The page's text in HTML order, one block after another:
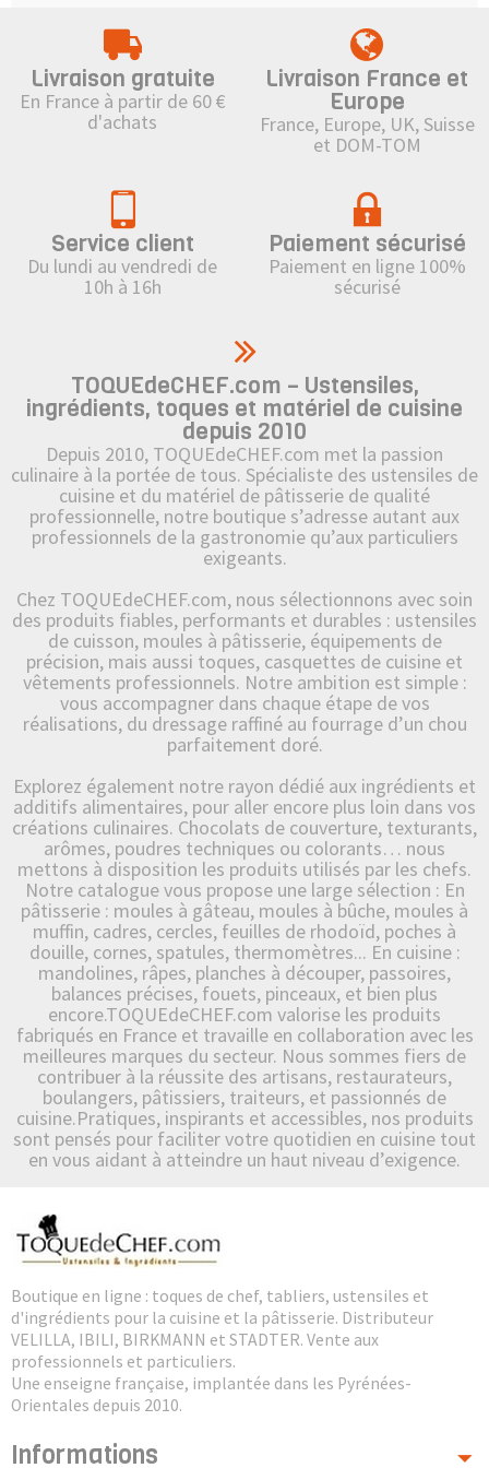
fleurs, colorants, caissette à cupcake
sur le thème des vacances, ustensiles
pour les pique-niques....
Livraison gratuite
En France à partir de 60 €
d'achats
Livraison France et
Europe
France, Europe, UK, Suisse
et DOM-TOM
Service client
Du lundi au vendredi de
10h à 16h
Paiement sécurisé
Paiement en ligne 100%
sécurisé
TOQUEdeCHEF.com – Ustensiles,
ingrédients, toques et matériel de cuisine
depuis 2010
Depuis 2010, TOQUEdeCHEF.com met la passion
culinaire à la portée de tous. Spécialiste des ustensiles de
cuisine et du matériel de pâtisserie de qualité
professionnelle, notre boutique s’adresse autant aux
professionnels de la gastronomie qu’aux particuliers
exigeants.
Chez TOQUEdeCHEF.com, nous sélectionnons avec soin
des produits fiables, performants et durables : ustensiles
de cuisson, moules à pâtisserie, équipements de
précision, mais aussi toques, casquettes de cuisine et
vêtements professionnels. Notre ambition est simple :
vous accompagner dans chaque étape de vos
réalisations, du dressage raffiné au fourrage d’un chou
parfaitement doré.
Explorez également notre rayon dédié aux ingrédients et
additifs alimentaires, pour aller encore plus loin dans vos
créations culinaires. Chocolats de couverture, texturants,
arômes, poudres techniques ou colorants… nous
mettons à disposition les produits utilisés par les chefs.
Notre catalogue vous propose une large sélection : En
pâtisserie : moules à gâteau, moules à bûche, moules à
muffin, cadres, cercles, feuilles de rhodoïd, poches à
douille, cornes, spatules, thermomètres... En cuisine :
mandolines, râpes, planches à découper, passoires,
balances précises, fouets, pinceaux, et bien plus
encore.TOQUEdeCHEF.com valorise les produits
fabriqués en France et travaille en collaboration avec les
meilleures marques du secteur. Nous sommes fiers de
contribuer à la réussite des artisans, restaurateurs,
boulangers, pâtissiers, traiteurs, et passionnés de
cuisine.Pratiques, inspirants et accessibles, nos produits
sont pensés pour faciliter votre quotidien en cuisine tout
en vous aidant à atteindre un haut niveau d’exigence.
Boutique en ligne : toques de chef, tabliers, ustensiles et
d'ingrédients pour la cuisine et la pâtisserie. Distributeur
VELILLA, IBILI, BIRKMANN et STADTER. Vente aux
professionnels et particuliers.
Une enseigne française, implantée dans les Pyrénées-
Orientales depuis 2010.
Informations